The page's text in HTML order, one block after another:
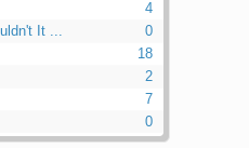
4
It ...
0
18
2
7
0